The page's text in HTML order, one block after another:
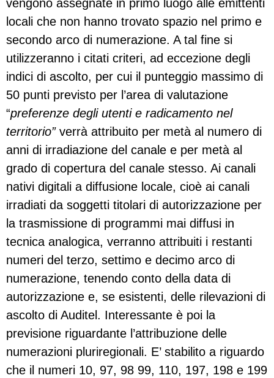
vengono assegnate in primo luogo alle emittenti
locali che non hanno trovato spazio nel primo e
secondo arco di numerazione. A tal fine si
utilizzeranno i citati criteri, ad eccezione degli
indici di ascolto, per cui il punteggio massimo di
50 punti previsto per l’area di valutazione
“preferenze degli utenti e radicamento nel
territorio” verrà attribuito per metà al numero di
anni di irradiazione del canale e per metà al
grado di copertura del canale stesso. Ai canali
nativi digitali a diffusione locale, cioè ai canali
irradiati da soggetti titolari di autorizzazione per
la trasmissione di programmi mai diffusi in
tecnica analogica, verranno attribuiti i restanti
numeri del terzo, settimo e decimo arco di
numerazione, tenendo conto della data di
autorizzazione e, se esistenti, delle rilevazioni di
ascolto di Auditel. Interessante è poi la
previsione riguardante l’attribuzione delle
numerazioni pluriregionali. E’ stabilito a riguardo
che il numeri 10, 97, 98 99, 110, 197, 198 e 199